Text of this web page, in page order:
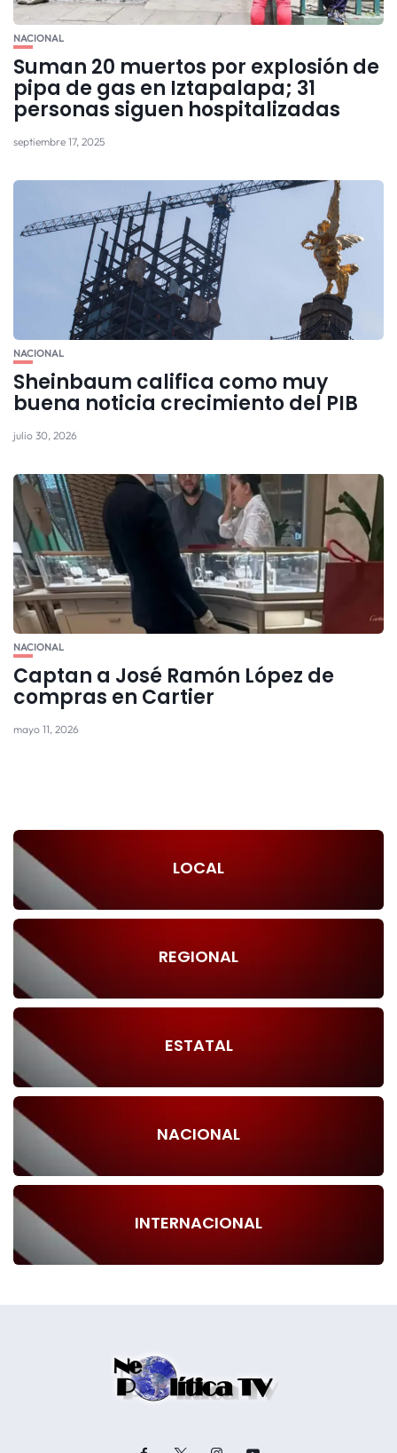
NACIONAL
Suman 20 muertos por explosión de
pipa de gas en Iztapalapa; 31
personas siguen hospitalizadas
septiembre 17, 2025
NACIONAL
Sheinbaum califica como muy
buena noticia crecimiento del PIB
julio 30, 2026
NACIONAL
Captan a José Ramón López de
compras en Cartier
mayo 11, 2026
LOCAL
REGIONAL
ESTATAL
NACIONAL
INTERNACIONAL